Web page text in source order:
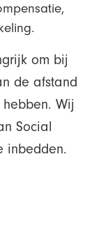
om bij
de afstand
Wij
Social
inbedden.